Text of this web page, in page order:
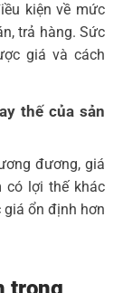
kiện về mức
trả hàng. Sức
giá và cách
thế của sản
đương, giá
có lợi thế khác
giá ổn định hơn